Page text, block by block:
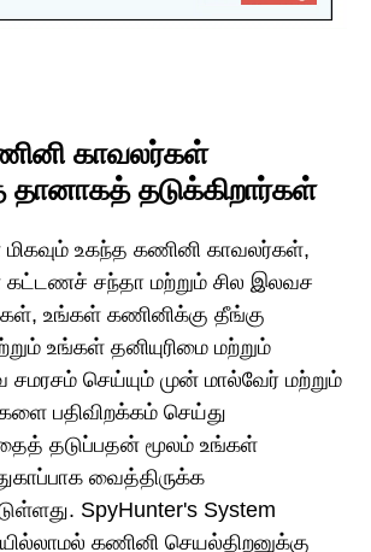
காவலர்கள்
தடுக்கிறார்கள்
உகந்த கணினி காவலர்கள்,
கட்டணச் சந்தா மற்றும் சில இலவச
உங்கள் கணினிக்கு தீங்கு
உங்கள் தனியுரிமை மற்றும்
செய்யும் முன் மால்வேர் மற்றும்
பதிவிறக்கம் செய்து
தடுப்பதன் மூலம் உங்கள்
வைத்திருக்க
SpyHunter's System
கணினி செயல்திறனுக்கு